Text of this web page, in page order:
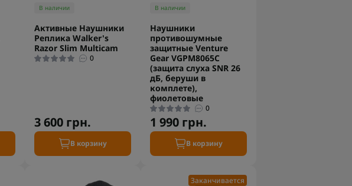
В наличии
Активные Наушники
Реплика Walker's
Razor Slim Multicam
0
3 600 грн.
В корзину
В наличии
Наушники
противошумные
защитные Venture
Gear VGPM8065C
(защита слуха SNR 26
дБ, беруши в
комплете),
фиолетовые
0
1 990 грн.
В корзину
Заканчивается